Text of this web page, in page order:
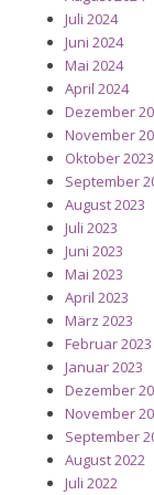
und „ich mach
Juli 2024
Juni 2024
Mai 2024
April 2024
Dezember
November
Oktober 2023
September
August 2023
Juli 2023
Juni 2023
Mai 2023
April 2023
März 2023
Februar 2023
Januar 2023
Dezember
November
September
August 2022
Juli 2022